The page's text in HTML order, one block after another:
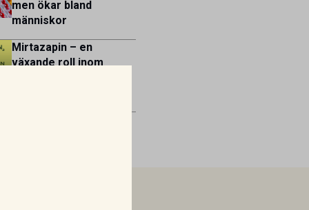
men ökar bland
människor
Mirtazapin – en
växande roll inom